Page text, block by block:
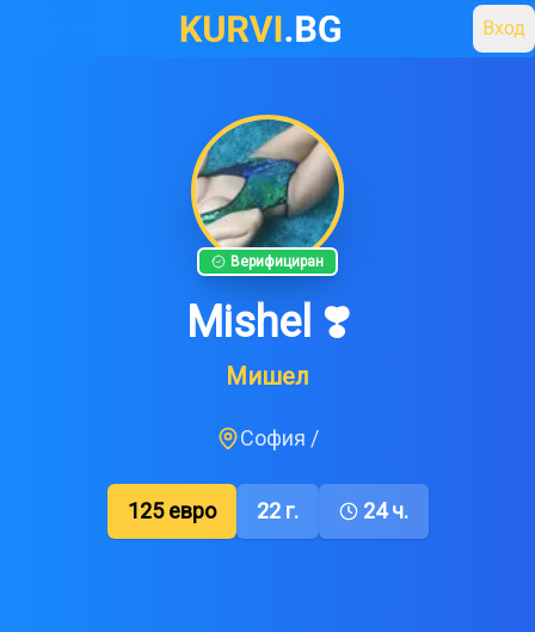
Вход
Верифициран
Mishel ❣️
Мишел
София /
125евро 22г. 24 ч.